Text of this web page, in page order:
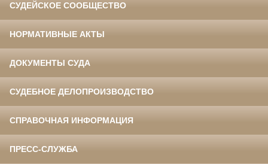
СУДЕЙСКОЕ СООБЩЕСТВО
НОРМАТИВНЫЕ АКТЫ
ДОКУМЕНТЫ СУДА
СУДЕБНОЕ ДЕЛОПРОИЗВОДСТВО
СПРАВОЧНАЯ ИНФОРМАЦИЯ
ПРЕСС-СЛУЖБА